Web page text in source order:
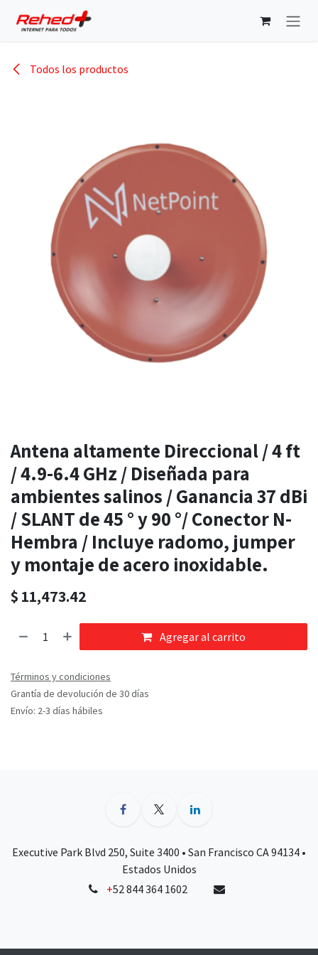
Todos los productos
Antena altamente Direccional / 4 ft
/ 4.9-6.4 GHz / Diseñada para
ambientes salinos / Ganancia 37 dBi
/ SLANT de 45 ° y 90 °/ Conector N-
Hembra / Incluye radomo, jumper
y montaje de acero inoxidable.
$ 11,473.42
Agregar al carrito
Términos y condiciones
Grantía de devolución de 30 días
Envío: 2-3 días hábiles
Executive Park Blvd 250, Suite 3400 • San Francisco CA 94134 •
Estados Unidos
+52 844 364 1602